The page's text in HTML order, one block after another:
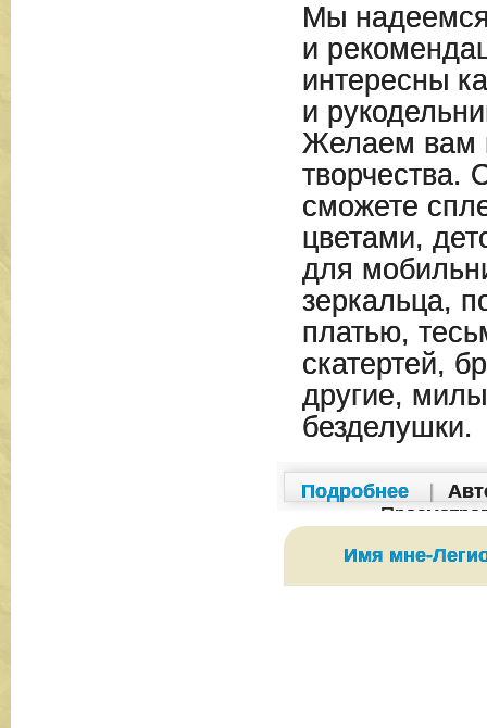
Мы
и
интересны
и
Желаем вам
творчества.
сможете
цветами,
для
зеркальца,
платью,
скатертей,
другие,
безделушки.
Подробнее
Имя мне-